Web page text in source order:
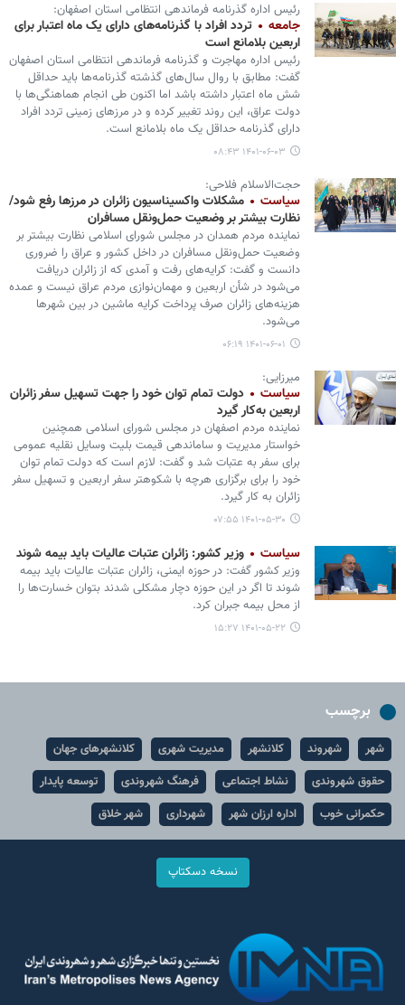
رئیس اداره گذرنامه فرماندهی انتظامی استان اصفهان:
جامعه
تردد افراد با گذرنامه‌های دارای یک ماه اعتبار برای
اربعین بلامانع است
رئیس اداره مهاجرت و گذرنامه فرماندهی انتظامی استان اصفهان
گفت: مطابق با روال سال‌های گذشته گذرنامه‌ها باید حداقل
شش ماه اعتبار داشته باشد اما اکنون طی انجام هماهنگی‌ها با
دولت عراق، این روند تغییر کرده و در مرزهای زمینی تردد افراد
دارای گذرنامه حداقل یک ماه بلامانع است.
۱۴۰۱-۰۶-۰۳ ۰۸:۴۳
حجت‌الاسلام فلاحی:
سیاست
مشکلات واکسیناسیون زائران در مرزها رفع شود/
نظارت بیشتر بر وضعیت حمل‌ونقل مسافران
نماینده مردم همدان در مجلس شورای اسلامی نظارت بیشتر بر
وضعیت حمل‌ونقل مسافران در داخل کشور و عراق را ضروری
دانست و گفت: کرایه‌های رفت و آمدی که از زائران دریافت
می‌شود در شأن اربعین و مهمان‌نوازی مردم عراق نیست و عمده
هزینه‌های زائران صرف پرداخت کرایه ماشین در بین شهرها
می‌شود.
۱۴۰۱-۰۶-۰۱ ۰۶:۱۹
میرزایی:
سیاست
دولت تمام توان خود را جهت تسهیل سفر زائران
اربعین به‌کار گیرد
نماینده مردم اصفهان در مجلس شورای اسلامی همچنین
خواستار مدیریت و ساماندهی قیمت بلیت وسایل نقلیه عمومی
برای سفر به عتبات شد و گفت: لازم است که دولت تمام توان
خود را برای برگزاری هرچه با شکوهتر سفر اربعین و تسهیل سفر
زائران به کار گیرد.
۱۴۰۱-۰۵-۳۰ ۰۷:۵۵
سیاست وزیر کشور: زائران عتبات عالیات باید بیمه شوند
وزیر کشور گفت: در حوزه ایمنی، زائران عتبات عالیات باید بیمه
شوند تا اگر در این حوزه دچار مشکلی شدند بتوان خسارت‌ها را
از محل بیمه جبران کرد.
۱۴۰۱-۰۵-۲۲ ۱۵:۲۷
برچسب
شهر شهروند کلانشهر مدیریت شهری
کلانشهرهای جهان
حقوق شهروندی
نشاط اجتماعی فرهنگ شهروندی
توسعه پایدار
حکمرانی خوب
اداره ارزان شهر شهرداری شهر خلاق
نسخه دسکتاپ